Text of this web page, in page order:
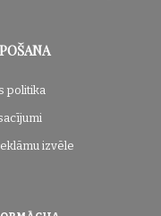
politika
izvēle